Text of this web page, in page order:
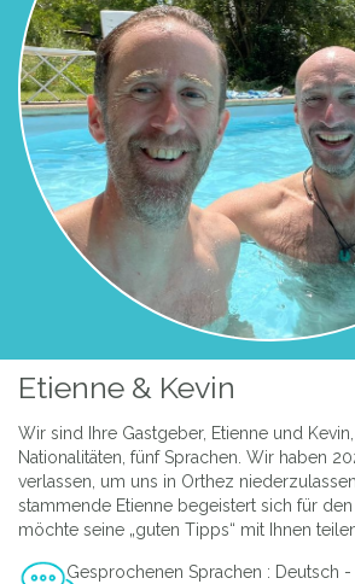
Etienne & Kevin
Wir sind Ihre Gastgeber, Etienne und
Nationalitäten, fünf Sprachen. Wir haben
verlassen, um uns in Orthez
stammende Etienne begeistert sich für
möchte seine „guten Tipps“ mit Ihnen
Gesprochenen Sprachen : Deutsch